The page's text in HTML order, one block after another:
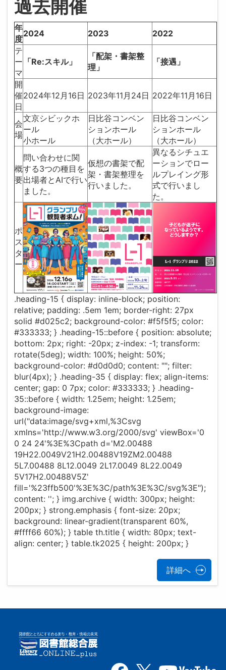
過去開催
年
度
2024 2023
2022
テ
ー
マ
「Re:スキル」
「配架・書架整
理」
「接遇」
開
催
日
2024年12月16日 2023年11月24日 2022年11月16日
会
場
文京シビックホ
ール
小ホール
日比谷コンベン
ションホール
（大ホール）
日比谷コンベン
ションホール
（大ホール）
概
要
問い合わせに関
する3つの種目を
出場者とAIで行い
ました。
仮想の書架で配
架・書架整理を
行いました。
異なるシチュエ
ーションでロー
ルプレイング形
式で行いまし
た。
ポ
ス
タ
ー
.heading-15 { display: inline-block; position:
relative; padding: .5em 1em; border-right: 27px
solid #d025c2; background-color: #f5f5f5; color:
#333333; } .heading-15::before { position: absolute;
bottom: 2px; right: -20px; z-index: -1; transform:
rotate(5deg); width: 100%; height: 50%;
background-color: #d0d0d0; content: ""; filter:
blur(4px); } .heading-35 { display: flex; align-items:
center; gap: 0 7px; color: #333333; } .heading-
35::before { width: 1.25em; height: 1.25em;
background-image:
url("data:image/svg+xml,%3Csvg
xmlns='http://www.w3.org/2000/svg' viewBox='0
0 24 24'%3E%3Cpath d='M2.00488
19H22.0049V21H2.00488V19ZM2.00488
5L7.00488 8L12.0049 2L17.0049 8L22.0049
5V17H2.00488V5Z'
fill='%23ffb500'%3E%3C/path%3E%3C/svg%3E");
content: ''; } img.archive { width: 300px; height:
200px; } strong.emphasis { font-size: 20px;
background: linear-gradient(transparent 60%,
#ffff66 60%); } table th.title { width: 80px; text-
align: center; } table.tk2025 { height: 200px; }
詳細へ